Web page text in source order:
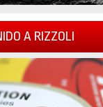
A RIZZOLI